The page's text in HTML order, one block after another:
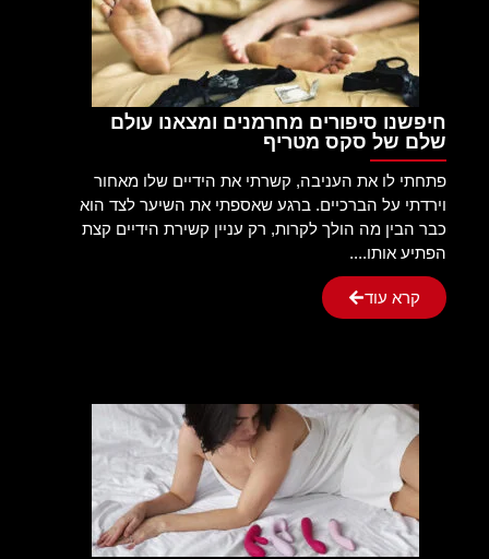
חיפשנו סיפורים מחרמנים ומצאנו עולם
שלם של סקס מטריף
פתחתי לו את העניבה, קשרתי את הידיים שלו מאחור
וירדתי על הברכיים. ברגע שאספתי את השיער לצד הוא
כבר הבין מה הולך לקרות, רק עניין קשירת הידיים קצת
הפתיע אותו....
קרא עוד